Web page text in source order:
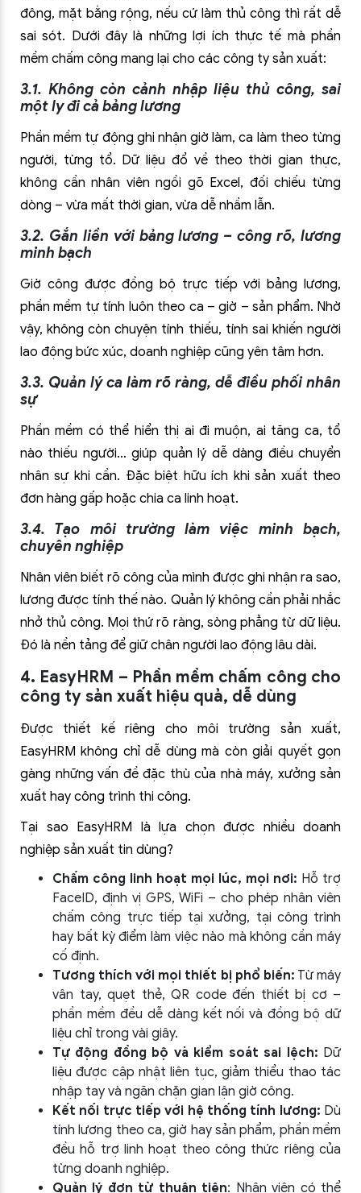
đông, mặt bằng rộng, nếu cứ làm thủ công thì rất dễ
sai sót. Dưới đây là những lợi ích thực tế mà phần
mềm chấm công mang lại cho các công ty sản xuất:
3.1. Không còn cảnh nhập liệu thủ công, sai
một ly đi cả bảng lương
Phần mềm tự động ghi nhận giờ làm, ca làm theo từng
người, từng tổ. Dữ liệu đổ về theo thời gian thực,
không cần nhân viên ngồi gõ Excel, đối chiếu từng
dòng – vừa mất thời gian, vừa dễ nhầm lẫn.
3.2. Gắn liền với bảng lương – công rõ, lương
minh bạch
Giờ công được đồng bộ trực tiếp với bảng lương,
phần mềm tự tính luôn theo ca – giờ – sản phẩm. Nhờ
vậy, không còn chuyện tính thiếu, tính sai khiến người
lao động bức xúc, doanh nghiệp cũng yên tâm hơn.
3.3. Quản lý ca làm rõ ràng, dễ điều phối nhân
sự
Phần mềm có thể hiển thị ai đi muộn, ai tăng ca, tổ
nào thiếu người… giúp quản lý dễ dàng điều chuyển
nhân sự khi cần. Đặc biệt hữu ích khi sản xuất theo
đơn hàng gấp hoặc chia ca linh hoạt.
3.4. Tạo môi trường làm việc minh bạch,
chuyên nghiệp
Nhân viên biết rõ công của mình được ghi nhận ra sao,
lương được tính thế nào. Quản lý không cần phải nhắc
nhở thủ công. Mọi thứ rõ ràng, sòng phẳng từ dữ liệu.
Đó là nền tảng để giữ chân người lao động lâu dài.
4. EasyHRM – Phần mềm chấm công cho
công ty sản xuất hiệu quả, dễ dùng
Được thiết kế riêng cho môi trường sản xuất,
EasyHRM không chỉ dễ dùng mà còn giải quyết gọn
gàng những vấn đề đặc thù của nhà máy, xưởng sản
xuất hay công trình thi công.
Tại sao EasyHRM là lựa chọn được nhiều doanh
nghiệp sản xuất tin dùng?
Chấm công linh hoạt mọi lúc, mọi nơi: Hỗ trợ
FaceID, định vị GPS, WiFi – cho phép nhân viên
chấm công trực tiếp tại xưởng, tại công trình
hay bất kỳ điểm làm việc nào mà không cần máy
cố định.
Tương thích với mọi thiết bị phổ biến: Từ máy
vân tay, quẹt thẻ, QR code đến thiết bị cơ –
phần mềm đều dễ dàng kết nối và đồng bộ dữ
liệu chỉ trong vài giây.
Tự động đồng bộ và kiểm soát sai lệch: Dữ
liệu được cập nhật liên tục, giảm thiểu thao tác
nhập tay và ngăn chặn gian lận giờ công.
Kết nối trực tiếp với hệ thống tính lương: Dù
tính lương theo ca, giờ hay sản phẩm, phần mềm
đều hỗ trợ linh hoạt theo công thức riêng của
từng doanh nghiệp.
Quản lý đơn từ thuận tiện: Nhân viên có thể